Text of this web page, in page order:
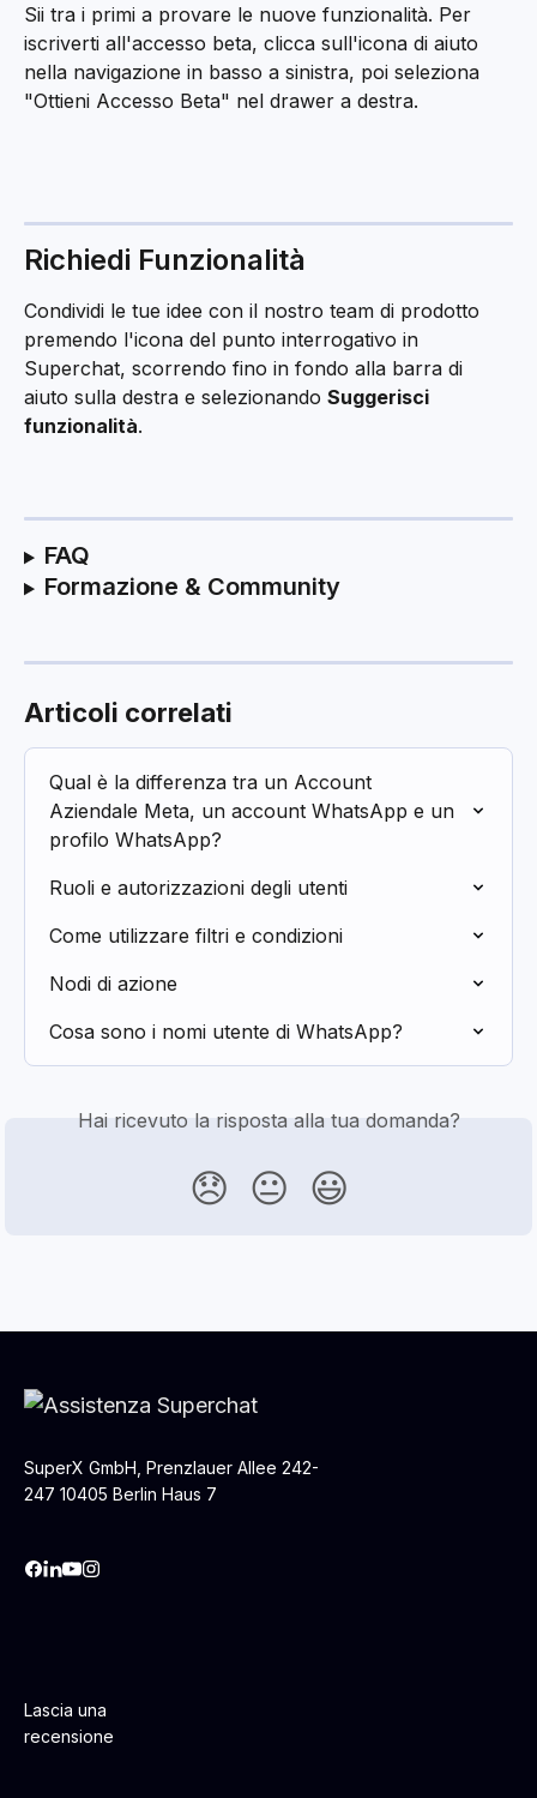
Sii tra i primi a provare le nuove funzionalità. Per
iscriverti all'accesso beta, clicca sull'icona di aiuto
nella navigazione in basso a sinistra, poi seleziona
"Ottieni Accesso Beta" nel drawer a destra.
Richiedi Funzionalità
Condividi le tue idee con il nostro team di prodotto
premendo l'icona del punto interrogativo in
Superchat, scorrendo fino in fondo alla barra di
aiuto sulla destra e selezionando Suggerisci
funzionalità.
FAQ
Formazione & Community
Articoli correlati
Qual è la differenza tra un Account
Aziendale Meta, un account WhatsApp e un
profilo WhatsApp?
Ruoli e autorizzazioni degli utenti
Come utilizzare filtri e condizioni
Nodi di azione
Cosa sono i nomi utente di WhatsApp?
Hai ricevuto la risposta alla tua domanda?
😞 😐 😃
SuperX GmbH, Prenzlauer Allee 242-
247 10405 Berlin Haus 7
Lascia una
recensione